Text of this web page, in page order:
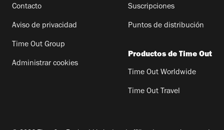
Contacto
Aviso de privacidad
Time Out Group
Administrar cookies
Suscripciones
Puntos de distribución
Productos de Time Out
Time Out Worldwide
Time Out Travel